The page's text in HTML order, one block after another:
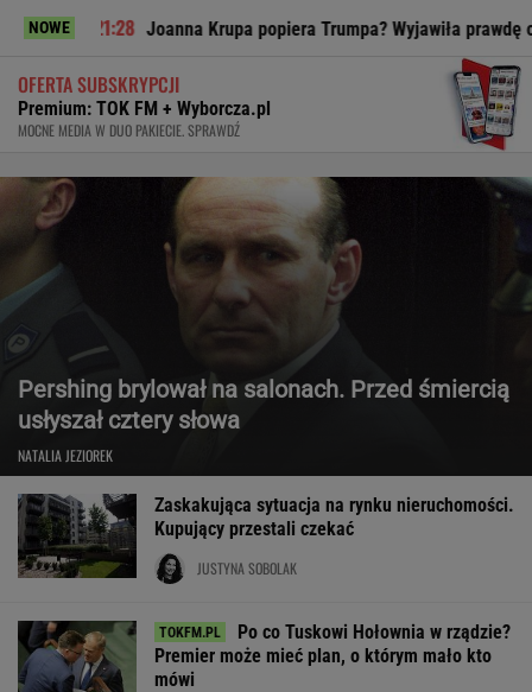
NOWEJoanna Krupa popiera Trumpa? Wyjawiła prawdę o relacji z
OFERTA SUBSKRYPCJI
Premium: TOK FM + Wyborcza.pl
MOCNE MEDIA W DUO PAKIECIE. SPRAWDŹ
Pershing brylował na salonach. Przed śmiercią
usłyszał cztery słowa
NATALIA JEZIOREK
Zaskakująca sytuacja na rynku nieruchomości.
Kupujący przestali czekać
JUSTYNA SOBOLAK
Po co Tuskowi Hołownia w rządzie?
Premier może mieć plan, o którym mało kto
mówi